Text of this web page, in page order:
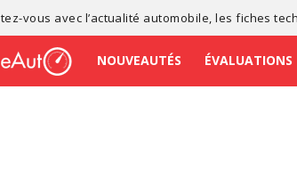
vous avec l’actualité automobile , lesfiches
NOUVEAUTÉS ÉVALUATIONS